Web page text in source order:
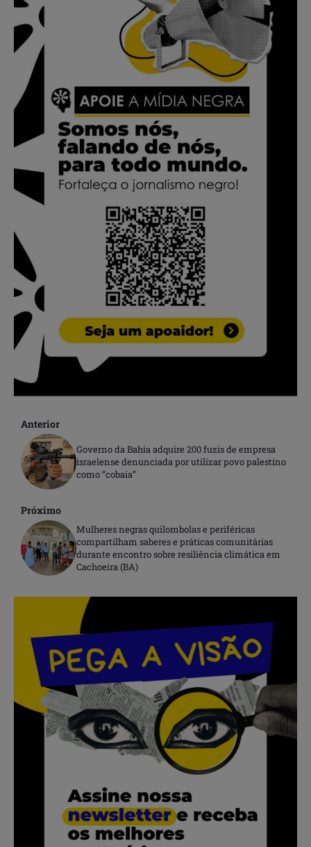
Anterior
Governo da Bahia adquire 200 fuzis de empresa
israelense denunciada por utilizar povo palestino
como “cobaia”
Próximo
Mulheres negras quilombolas e periféricas
compartilham saberes e práticas comunitárias
durante encontro sobre resiliência climática em
Cachoeira (BA)
.
.